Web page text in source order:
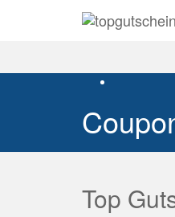
Top